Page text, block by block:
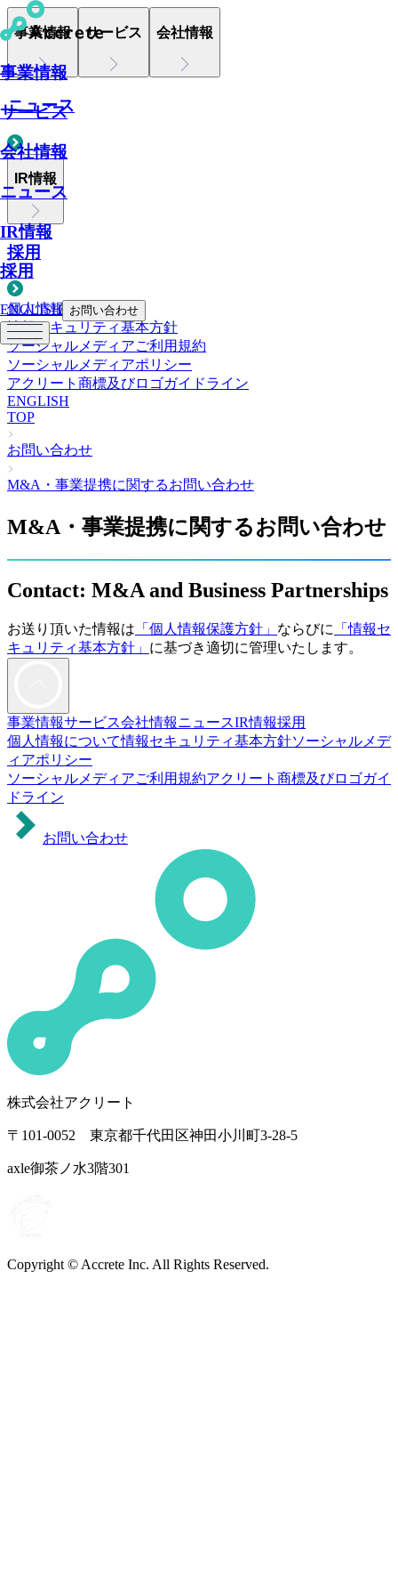
事業情報
サービス
会社情報
ニュース
IR情報
採用
ENGLISH お問い合わせ
事業情報 サービス 会社情報
ニュース
IR情報
採用
個人情報について
情報セキュリティ基本方針
ソーシャルメディアご利用規約
ソーシャルメディアポリシー
アクリート商標及びロゴガイドライン
ENGLISH
TOP
お問い合わせ
M&A・事業提携に関するお問い合わせ
M&A・事業提携に関するお問い合わせ
Contact: M&A and Business Partnerships
お送り頂いた情報は 「個人情報保護方針」 ならびに
「情報セ
キュリティ基本方針」 に基づき適切に管理いたします。
事業情報サービス会社情報ニュースIR情報採用
個人情報について情報セキュリティ基本方針ソーシャルメデ
ィアポリシー
ソーシャルメディアご利用規約アクリート商標及びロゴガイ
ドライン
お問い合わせ
株式会社アクリート
〒101-0052 東京都千代田区神田小川町3-28-5
axle御茶ノ水3階301
Copyright © Accrete Inc. All Rights Reserved.